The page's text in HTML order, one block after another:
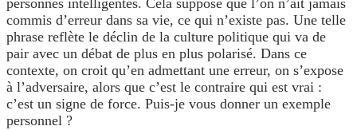
personnes intelligentes. Cela suppose que l’on n’ait jamais
commis d’erreur dans sa vie, ce qui n’existe pas. Une telle
phrase reflète le déclin de la culture politique qui va de
pair avec un débat de plus en plus polarisé. Dans ce
contexte, on croit qu’en admettant une erreur, on s’expose
à l’adversaire, alors que c’est le contraire qui est vrai :
c’est un signe de force. Puis-je vous donner un exemple
personnel ?